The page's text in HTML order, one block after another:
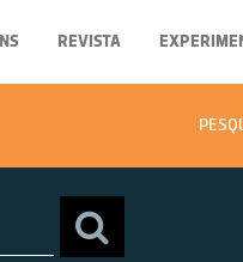
REVISTA